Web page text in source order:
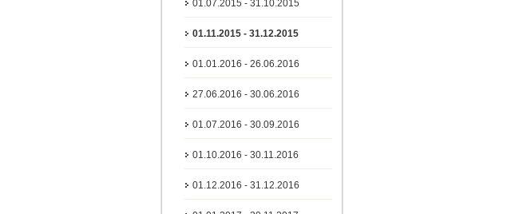
01.07.2015 - 31.10.2015
01.11.2015 - 31.12.2015
01.01.2016 - 26.06.2016
27.06.2016 - 30.06.2016
01.07.2016 - 30.09.2016
01.10.2016 - 30.11.2016
01.12.2016 - 31.12.2016